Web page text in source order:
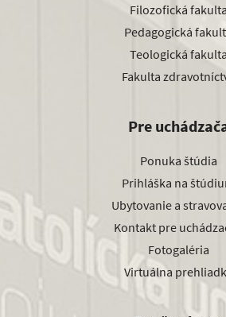
Filozofická fakulta
Pedagogická
Teologická fakulta
Fakulta
Pre
Ponuka štúdia
Prihláška na
Ubytovanie a
Kontakt pre
Fotogaléria
Virtuálna